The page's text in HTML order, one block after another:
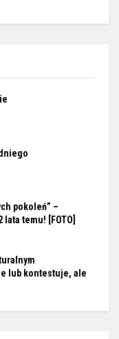
pokoleń” –
temu! [FOTO]
lub kontestuje, ale